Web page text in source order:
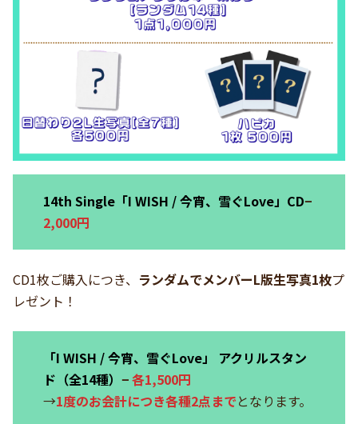
14th Single「I WISH / 今宵、雪ぐLove」 CD−
2,000円
CD1枚ご購入につき、 ランダムでメンバーL版生写真1枚プ
レゼント！
「I WISH / 今宵、雪ぐLove」
アクリルスタン
ド（全14種） −各1,500円
→1度のお会計につき各種2点までとなります。